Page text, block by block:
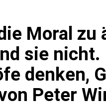
Moral zu
sie nicht.
denken,
Peter